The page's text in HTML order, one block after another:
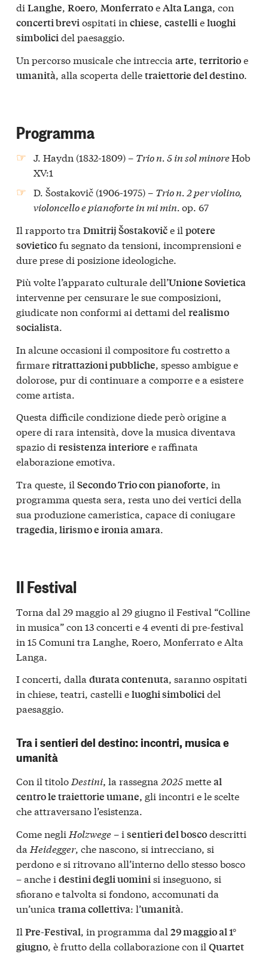
di Langhe, Roero, MonferratoeAlta Langa, con
concerti breviospitati in chiese, castellieluoghi
simbolicidel paesaggio.
Un percorso musicale che intreccia arte, territorioe
umanità, alla scoperta delletraiettorie del destino.
Programma
J. Haydn (1832-1809) – Trio n. 5 in sol minoreHob
XV:1
D. Šostakovič (1906-1975) – Trio n. 2 per violino,
violoncello e pianoforte in mi min.op. 67
Il rapporto tra Dmitrij Šostakoviče il potere
sovieticofu segnato da tensioni, incomprensioni e
dure prese di posizione ideologiche.
Più volte l’apparato culturale dell’Unione Sovietica
intervenne per censurare le sue composizioni,
giudicate non conformi ai dettami del realismo
socialista.
In alcune occasioni il compositore fu costretto a
firmareritrattazioni pubbliche, spesso ambigue e
dolorose, pur di continuare a comporre e a esistere
come artista.
Questa difficile condizione diede però origine a
opere di rara intensità, dove la musica diventava
spazio di resistenza interiore e raffinata
elaborazione emotiva.
Tra queste, il Secondo Trio con pianoforte, in
programma questa sera, resta uno dei vertici della
sua produzione cameristica, capace di coniugare
tragedia, lirismo e ironia amara.
Il Festival
Torna dal 29 maggio al 29 giugno il Festival “Colline
in musica”con 13 concerti e 4 eventi di pre-festival
in 15 Comuni tra Langhe, Roero, Monferrato e Alta
Langa.
I concerti, dalla durata contenuta, saranno ospitati
in chiese, teatri, castelli eluoghi simbolicidel
paesaggio.
Tra i sentieri del destino: incontri, musica e
umanità
Con il titolo Destini, la rassegna 2025metteal
centro le traiettorie umane, gli incontri e le scelte
che attraversano l’esistenza.
Come negli Holzwege– i sentieri del boscodescritti
da Heidegger, che nascono, si intrecciano, si
perdono e si ritrovano all’interno dello stesso bosco
– anche i destini degli uominisi inseguono, si
sfiorano e talvolta si fondono, accomunati da
un’unica trama collettiva: l’umanità.
Il Pre-Festival , in programma dal 29 maggio al 1°
giugno , è frutto della collaborazione con il Quartet